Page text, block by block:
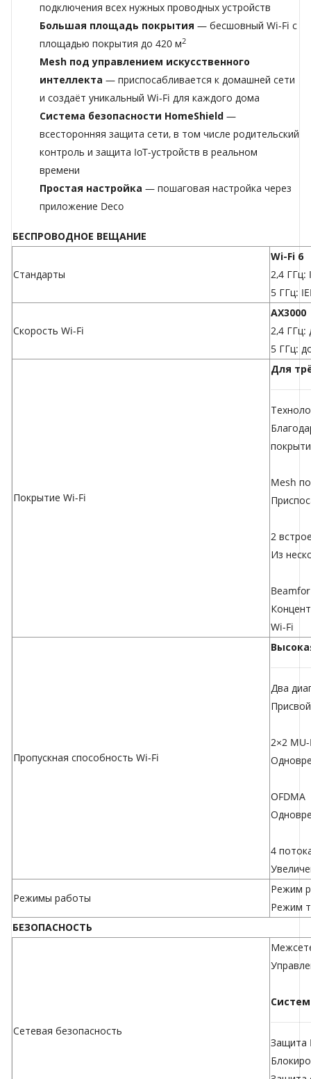
подключения всех нужных проводных устройств
Большая площадь покрытия — бесшовный Wi-Fi с
площадью покрытия до 420 м2
Mesh под управлением искусственного
интеллекта — приспосабливается к домашней сети
и создаёт уникальный Wi‑Fi для каждого дома
Система безопасности HomeShield —
всесторонняя защита сети, в том числе родительский
контроль и защита IoT-устройств в реальном
времени
Простая настройка — пошаговая настройка через
приложение Deco
БЕСПРОВОДНОЕ ВЕЩАНИЕ
Стандарты
Wi-Fi 6
2,4 ГГц:
5 ГГц:
Скорость Wi-Fi
AX3000
2,4 ГГц:
5 ГГц:
Покрытие Wi-Fi
Для
Mesh
2
Из
Wi-Fi
Пропускная способность Wi-Fi
Два
2×2
OFDMA
4
Режимы работы
Режим
Режим
БЕЗОПАСНОСТЬ
Сетевая безопасность
Защита